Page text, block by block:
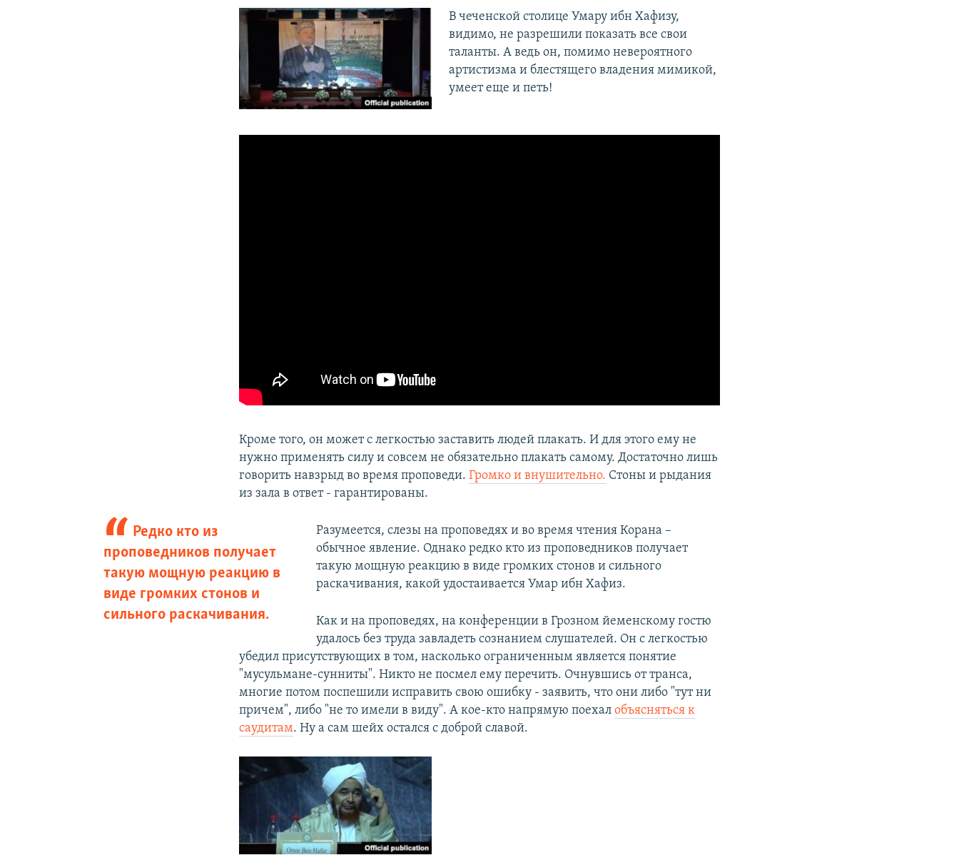
В чеченской столице Умару ибн Хафизу,
видимо, не разрешили показать все свои
таланты. А ведь он, помимо невероятного
артистизма и блестящего владения мимикой,
умеет еще и петь!
Кроме того, он может с легкостью заставить людей плакать. И для этого ему не
нужно применять силу и совсем не обязательно плакать самому. Достаточно лишь
говорить навзрыд во время проповеди.Громко и внушительно. Стоны и рыдания
из зала в ответ - гарантированы.
Редко кто из
проповедников получает
такую мощную реакцию в
виде громких стонов и
сильного раскачивания.
Разумеется, слезы на проповедях и во время чтения Корана –
обычное явление. Однако редко кто из проповедников получает
такую мощную реакцию в виде громких стонов и сильного
раскачивания, какой удостаивается Умар ибн Хафиз.
Как и на проповедях, на конференции в Грозном йеменскому гостю
удалось без труда завладеть сознанием слушателей. Он с легкостью
убедил присутствующих в том, насколько ограниченным является понятие
"мусульмане-сунниты". Никто не посмел ему перечить. Очнувшись от транса,
многие потом поспешили исправить свою ошибку - заявить, что они либо "тут ни
причем", либо "не то имели в виду". А кое-кто напрямую поехалобъясняться к
саудитам. Ну а сам шейх остался с доброй славой.